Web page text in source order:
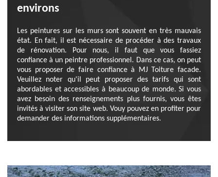
environs
Les peintures sur les murs sont souvent en très mauvais
état. En fait, il est nécessaire de procéder à des travaux
de rénovation. Pour nous, il faut que vous fassiez
confiance à un peintre professionnel. Dans ce cas, on peut
vous proposer de faire confiance à MJ Toiture facade.
Veuillez noter qu'il peut proposer des tarifs qui sont
abordables et accessibles à beaucoup de monde. Si vous
avez besoin des renseignements plus fournis, vous êtes
invités à visiter son site web. Vouy pouvez en profiter pour
demander des informations supplémentaires.